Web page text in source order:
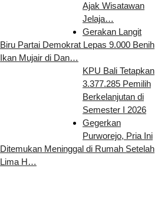
Ajak Wisatawan
Jelaja…
Gerakan Langit
Biru Partai Demokrat Lepas 9.000 Benih
Ikan Mujair di Dan…
KPU Bali Tetapkan
3.377.285 Pemilih
Berkelanjutan di
Semester I 2026
Gegerkan
Purworejo, Pria Ini
Ditemukan Meninggal di Rumah Setelah
Lima H…